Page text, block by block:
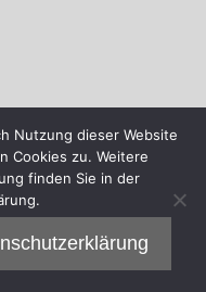
Nutzung dieser Website
Cookies zu. Weitere
finden Sie in der